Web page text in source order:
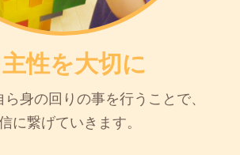
主性を大切に
身の回りの事を行うことで、
に繋げていきます。